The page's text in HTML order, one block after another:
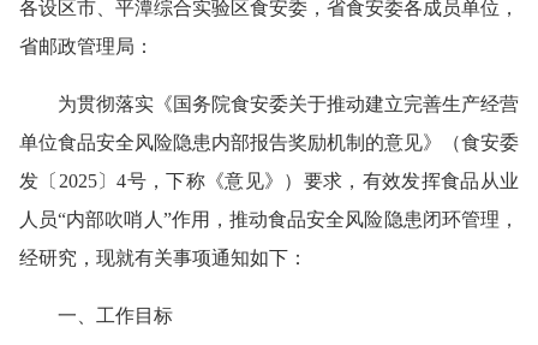
各设区市、平潭综合实验区食安委，省食安委各成员单位，
省邮政管理局：
为贯彻落实《国务院食安委关于推动建立完善生产经营
单位食品安全风险隐患内部报告奖励机制的意见》（食安委
发〔2025〕4号，下称《意见》）要求，有效发挥食品从业
人员“内部吹哨人”作用，推动食品安全风险隐患闭环管理，
经研究，现就有关事项通知如下：
一、工作目标